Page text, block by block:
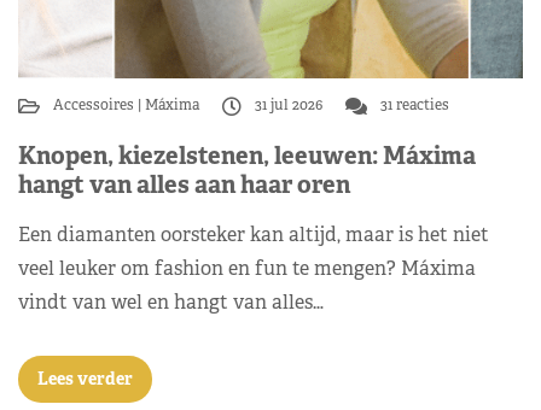
Accessoires Máxima 31 jul 2026 31 reacties
Knopen, kiezelstenen, leeuwen: Máxima
hangt van alles aan haar oren
Een diamanten oorsteker kan altijd, maar is het niet
veel leuker om fashion en fun te mengen? Máxima
vindt van wel en hangt van alles…
Lees verder